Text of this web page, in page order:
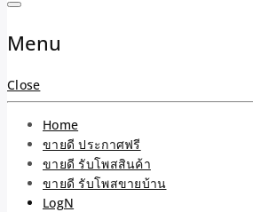
ขายดี ขายฟรี รับ
สินค้าและบริการ
Menu
Close
Home
ขายดี ประกาศฟรี
ขายดี รับโพสสินค้า
ขายดี รับโพสขายบ้าน
LogN